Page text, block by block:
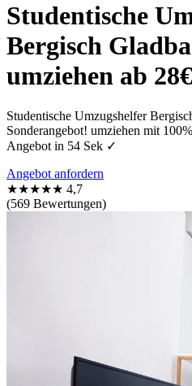
Studentische
Bergisch
umziehen ab 28€
Studentische Umzugshelfer
Sonderangebot! umziehen mit
Angebot in 54 Sek ✓
Angebot anfordern
★★★★★ 4,7
(569 Bewertungen)